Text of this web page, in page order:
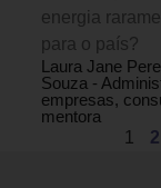
energia
para o país?
Laura Jane
Souza -
empresas,
mentora
1 2